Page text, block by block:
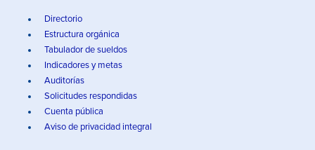
Directorio
Estructura orgánica
Tabulador de sueldos
Indicadores y metas
Auditorías
Solicitudes respondidas
Cuenta pública
Aviso de privacidad integral